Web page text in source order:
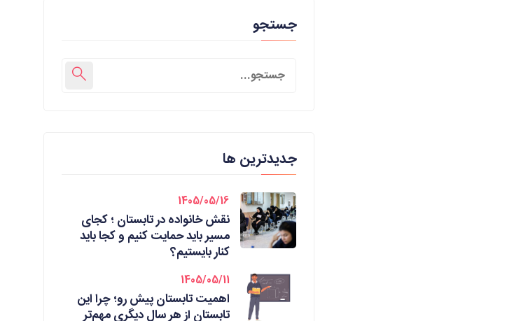
جستجو
جدیدترین ها
1405/05/16
نقش خانواده در تابستان ؛ کجای
مسیر باید حمایت کنیم و کجا باید
کنار بایستیم؟
1405/05/11
اهمیت تابستان پیش رو؛ چرا این
تابستان از هر سال دیگری مهم‌تر